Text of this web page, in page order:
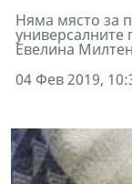
Няма място за
универсалните
Евелина
04 Фев 2019,